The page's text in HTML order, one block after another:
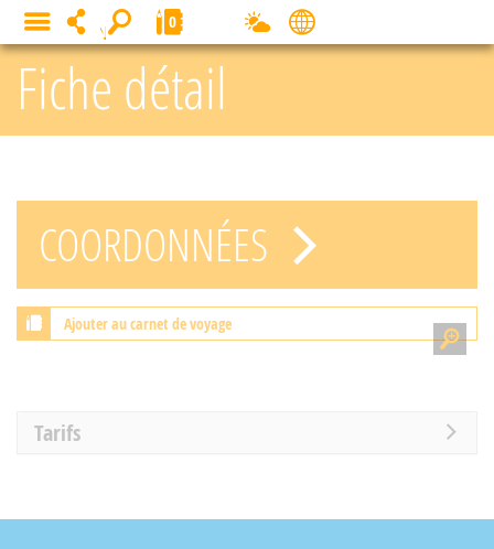
Fiche détail
COORDONNÉES
Ajouter au carnet de voyage
Tarifs
MENU 0
Panneau de gestion des cookies